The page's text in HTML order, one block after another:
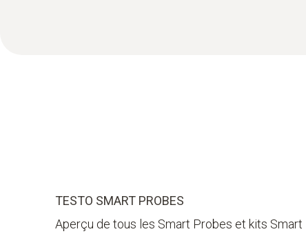
TESTO SMART PROBES
Aperçu de tous les Smart Probes et kits Smart